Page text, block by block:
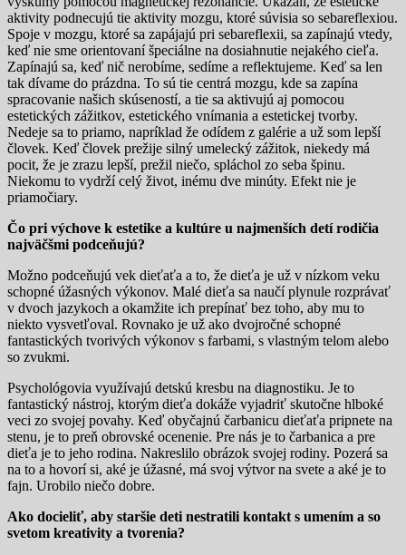
aktivity podnecujú tie aktivity mozgu, ktoré súvisia so sebareflexiou.
Spoje v mozgu, ktoré sa zapájajú pri sebareflexii, sa zapínajú vtedy,
keď nie sme orientovaní špeciálne na dosiahnutie nejakého cieľa.
Zapínajú sa, keď nič nerobíme, sedíme a reflektujeme. Keď sa len
tak dívame do prázdna. To sú tie centrá mozgu, kde sa zapína
spracovanie našich skúseností, a tie sa aktivujú aj pomocou
estetických zážitkov, estetického vnímania a estetickej tvorby.
Nedeje sa to priamo, napríklad že odídem z galérie a už som lepší
človek. Keď človek prežije silný umelecký zážitok, niekedy má
pocit, že je zrazu lepší, prežil niečo, spláchol zo seba špinu.
Niekomu to vydrží celý život, inému dve minúty. Efekt nie je
priamočiary.
Čo pri výchove k estetike a kultúre u najmenších detí rodičia
najväčšmi podceňujú?
Možno podceňujú vek dieťaťa a to, že dieťa je už v nízkom veku
schopné úžasných výkonov. Malé dieťa sa naučí plynule rozprávať
v dvoch jazykoch a okamžite ich prepínať bez toho, aby mu to
niekto vysvetľoval. Rovnako je už ako dvojročné schopné
fantastických tvorivých výkonov s farbami, s vlastným telom alebo
so zvukmi.
Psychológovia využívajú detskú kresbu na diagnostiku. Je to
fantastický nástroj, ktorým dieťa dokáže vyjadriť skutočne hlboké
veci zo svojej povahy. Keď obyčajnú čarbanicu dieťaťa pripnete na
stenu, je to preň obrovské ocenenie. Pre nás je to čarbanica a pre
dieťa je to jeho rodina. Nakreslilo obrázok svojej rodiny. Pozerá sa
na to a hovorí si, aké je úžasné, má svoj výtvor na svete a aké je to
fajn. Urobilo niečo dobre.
Ako docieliť, aby staršie deti nestratili kontakt s umením a so
svetom kreativity a tvorenia?